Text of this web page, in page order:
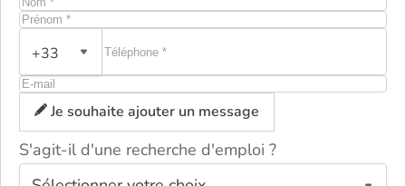
+33
Je souhaite ajouter un message
S'agit-il d'une recherche d'emploi ?